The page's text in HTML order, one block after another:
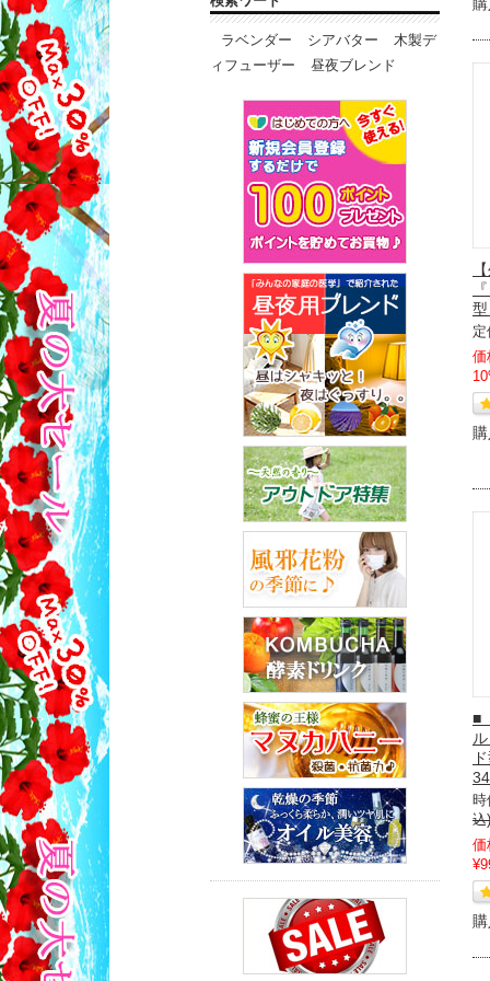
定
価
■
時
込)
価
ラベンダー シアバター
木製デ
ィフューザー
昼夜ブレンド